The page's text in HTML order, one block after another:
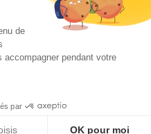
de
accompagner pendant votre
par
OK pour moi
?